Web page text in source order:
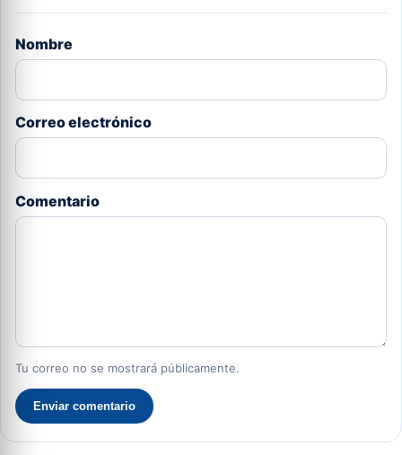
Nombre
Correo electrónico
Comentario
Tu correo no se mostrará públicamente.
Enviar comentario